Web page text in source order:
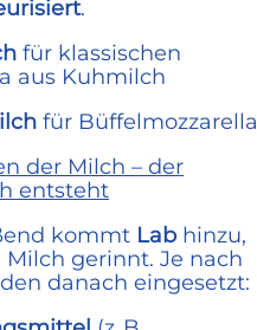
.
für klassischen
aus Kuhmilch
für Büffelmozzarella
der Milch – der
entsteht
kommt Lab hinzu,
gerinnt. Je nach
danach eingesetzt: